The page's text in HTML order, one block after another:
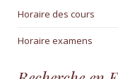
Horaire des cours
Horaire examens